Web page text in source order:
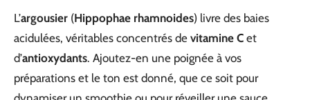
L’argousier (Hippophae rhamnoides) livre des baies
acidulées, véritables concentrés de vitamine C et
d’antioxydants. Ajoutez-en une poignée à vos
préparations et le ton est donné, que ce soit pour